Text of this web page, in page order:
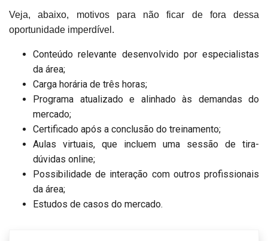
Veja, abaixo, motivos para não ficar de fora dessa
oportunidade imperdível.
Conteúdo relevante desenvolvido por especialistas
da área;
Carga horária de três horas;
Programa atualizado e alinhado às demandas do
mercado;
Certificado após a conclusão do treinamento;
Aulas virtuais, que incluem uma sessão de tira-
dúvidas online;
Possibilidade de interação com outros profissionais
da área;
Estudos de casos do mercado.